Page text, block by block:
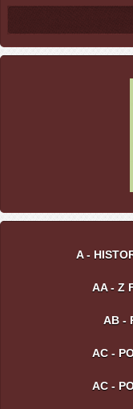
A -
AA - Z
AB -
AC -
AC -